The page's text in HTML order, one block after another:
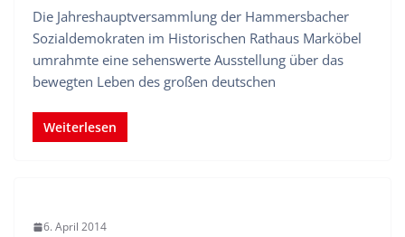
Die Jahreshauptversammlung der Hammersbacher
Sozialdemokraten im Historischen Rathaus Marköbel
umrahmte eine sehenswerte Ausstellung über das
bewegten Leben des großen deutschen
Weiterlesen
6. April 2014